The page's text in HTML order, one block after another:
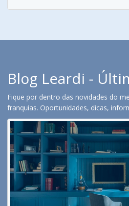
Blog Leardi -
Fique por dentro das novidades do
franquias. Oportunidades, dicas,